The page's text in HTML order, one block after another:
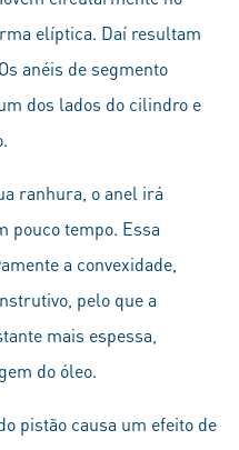
elíptica. Daí resultam
anéis de segmento
dos lados do cilindro e
ranhura, o anel irá
pouco tempo. Essa
a convexidade,
pelo que a
mais espessa,
do óleo.
pistão causa um efeito de